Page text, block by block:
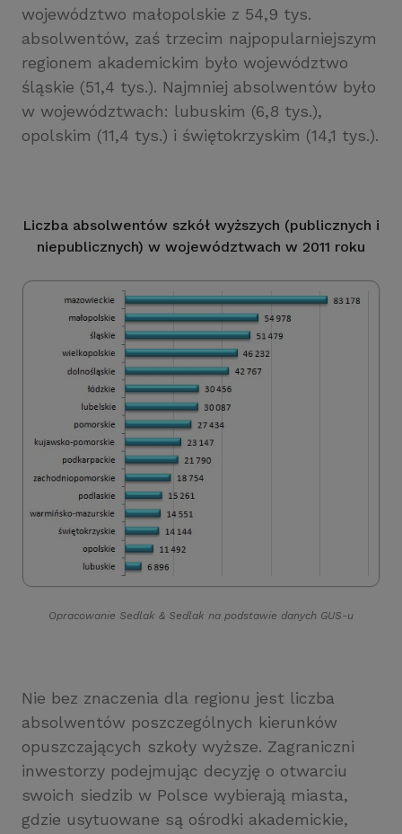
województwo małopolskie z 54,9 tys.
absolwentów, zaś trzecim najpopularniejszym
regionem akademickim było województwo
śląskie (51,4 tys.). Najmniej absolwentów było
w województwach: lubuskim (6,8 tys.),
opolskim (11,4 tys.) i świętokrzyskim (14,1 tys.).
Liczba absolwentów szkół wyższych (publicznych i
niepublicznych) w województwach w 2011 roku
Opracowanie Sedlak & Sedlak na podstawie danych GUS-u
Nie bez znaczenia dla regionu jest liczba
absolwentów poszczególnych kierunków
opuszczających szkoły wyższe. Zagraniczni
inwestorzy podejmując decyzję o otwarciu
swoich siedzib w Polsce wybierają miasta,
gdzie usytuowane są ośrodki akademickie,